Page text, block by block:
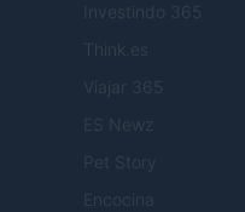
Investindo 365
Think.es
Viajar 365
ES Newz
Pet Story
Encocina